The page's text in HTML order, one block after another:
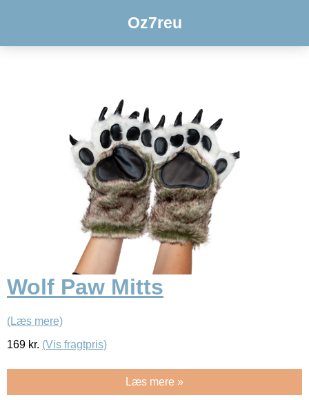
Oz7reu
Wolf Paw Mitts
(Læs mere)
169 kr. (Vis fragtpris)
Læs mere »